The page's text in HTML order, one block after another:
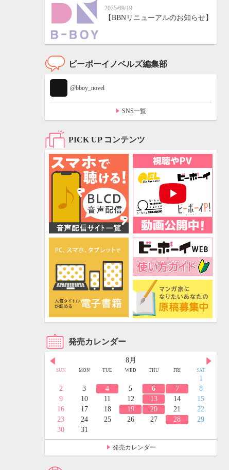
2025/09/19
【BBNリニューアルのお知らせ】
ビーボーイノベルズ編集部
@bboy_novel
SNS一覧
PICK UP コンテンツ
発売カレンダー
8月
SUN MON TUE WED THU FRI SAT
1
2
3 4 5 6 7
8
9
10 11 12 13 14
15
16
17 18 19 20 21
22
23
24 25 26 27 28
29
30
31
発売カレンダー